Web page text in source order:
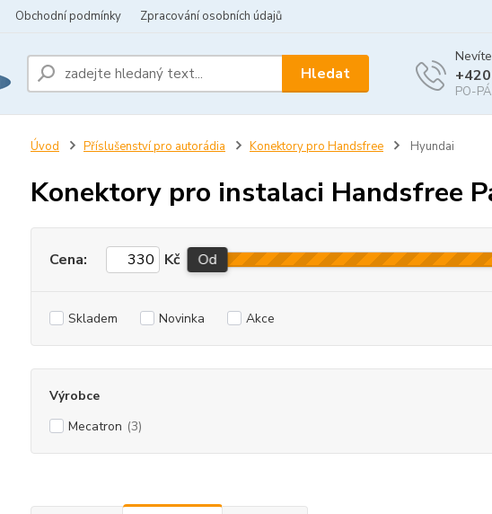
Obchodní podmínky Zpracování osobních údajů
Hledat
PO-
Úvod Příslušenství pro autorádia Konektory pro Handsfree Hyundai
Konektory pro instalaci Handsfree
Cena: Kč Od
Skladem Novinka Akce
Výrobce
Mecatron (3)